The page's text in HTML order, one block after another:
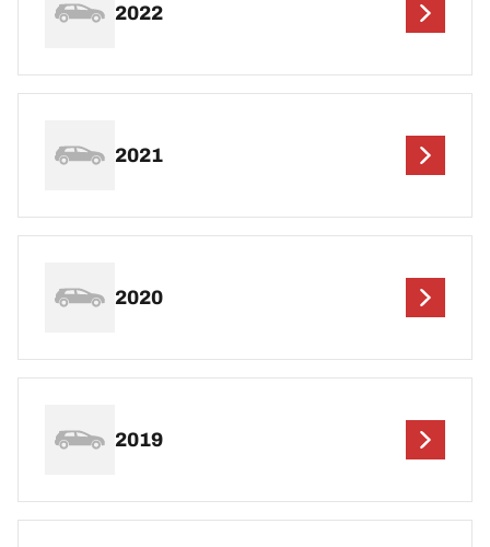
2022
2021
2020
2019